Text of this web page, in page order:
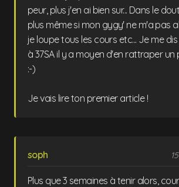
peur, plus j'en ai bien sur... Dans le
plus même si mon gygy' ne m'a pas
je loupe tous les cours etc... Je me
à 37SA il y a moyen d'en rattraper un
:-)
Je vais lire ton premier article !
soph
Plus que 3 semaines à tenir alors,